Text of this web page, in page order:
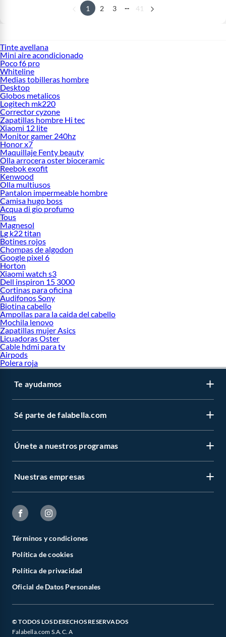
1 2 3 ... 41
Tinte avellana
Mini aire acondicionado
Poco f6 pro
Whiteline
Medias tobilleras hombre
Desktop
Globos metalicos
Logitech mk220
Corrector cyzone
Zapatillas hombre Hi tec
Xiaomi 12 lite
Monitor gamer 240hz
Honor x7
Maquillaje Fenty beauty
Olla arrocera oster bioceramic
Reebok exofit
Kenwood
Olla multiusos
Pantalon impermeable hombre
Camisa hugo boss
Acqua di gio profumo
Tous
Magnesol
Lg k22 titan
Botines rojos
Chompas de algodon
Google pixel 6
Horton
Xiaomi watch s3
Dell inspiron 15 3000
Cortinas para oficina
Audifonos Sony
Biotina cabello
Ampollas para la caida del cabello
Mochila lenovo
Zapatillas mujer Asics
Licuadoras Oster
Cable hdmi para tv
Airpods
Polera roja
Te ayudamos
Sé parte de falabella.com
Únete a nuestros programas
Nuestras empresas
Términos y condiciones
Política de cookies
Política de privacidad
Oficial de Datos Personales
© TODOS LOS DERECHOS RESERVADOS
Falabella.com S.A.C. A